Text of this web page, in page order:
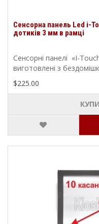
Сенсорна панель Led i-
дотиків 3 мм в рамці
Сенсорні панелі «I-
виготовлені з
$225.00